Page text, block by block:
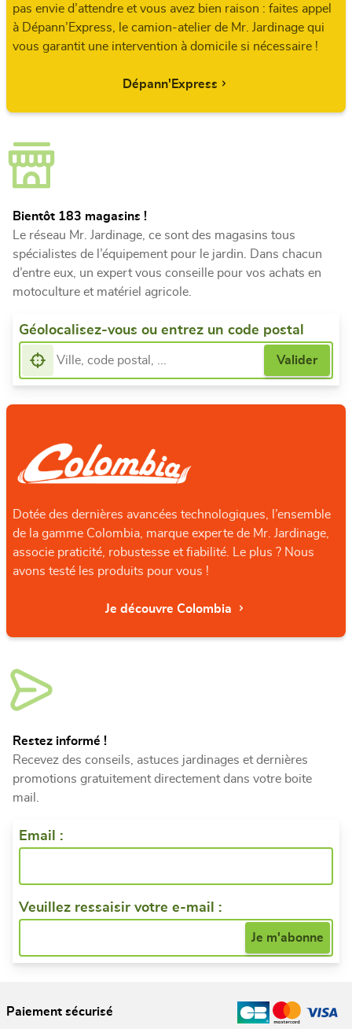
pas envie d’attendre et vous avez bien raison : faites appel
à Dépann’Express, le camion-atelier de Mr. Jardinage qui
vous garantit une intervention à domicile si nécessaire !
Dépann'Express
Bientôt 183 magasins !
Le réseau Mr. Jardinage, ce sont des magasins tous
spécialistes de l’équipement pour le jardin. Dans chacun
d’entre eux, un expert vous conseille pour vos achats en
motoculture et matériel agricole.
Géolocalisez-vous ou entrez un code postal
Dotée des dernières avancées technologiques, l’ensemble
de la gamme Colombia, marque experte de Mr. Jardinage,
associe praticité, robustesse et fiabilité. Le plus ? Nous
avons testé les produits pour vous !
Je découvre Colombia
Restez informé !
Recevez des conseils, astuces jardinages et dernières
promotions gratuitement directement dans votre boite
mail.
Email :
Veuillez ressaisir votre e-mail :
Paiement sécurisé